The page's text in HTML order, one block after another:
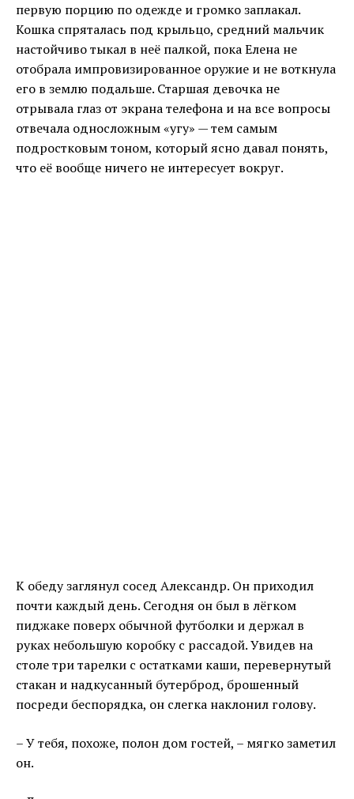
первую порцию по одежде и громко заплакал.
Кошка спряталась под крыльцо, средний мальчик
настойчиво тыкал в неё палкой, пока Елена не
отобрала импровизированное оружие и не воткнула
его в землю подальше. Старшая девочка не
отрывала глаз от экрана телефона и на все вопросы
отвечала односложным «угу» — тем самым
подростковым тоном, который ясно давал понять,
что её вообще ничего не интересует вокруг.
К обеду заглянул сосед Александр. Он приходил
почти каждый день. Сегодня он был в лёгком
пиджаке поверх обычной футболки и держал в
руках небольшую коробку с рассадой. Увидев на
столе три тарелки с остатками каши, перевернутый
стакан и надкусанный бутерброд, брошенный
посреди беспорядка, он слегка наклонил голову.
– У тебя, похоже, полон дом гостей, – мягко заметил
он.